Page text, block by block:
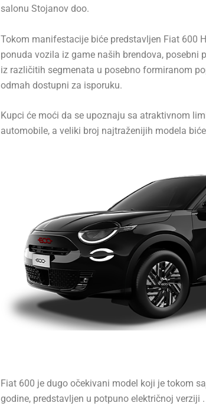
salonu Stojanov doo.
Tokom manifestacije biće predstavljen Fiat 600
ponuda vozila iz game naših brendova, posebni
iz različitih segmenata u posebno formiranom
odmah dostupni za isporuku.
Kupci će moći da se upoznaju sa atraktivnom
automobile, a veliki broj najtraženijih modela
Fiat 600 je dugo očekivani model koji je tokom
godine, predstavljen u potpuno električnoj verziji .